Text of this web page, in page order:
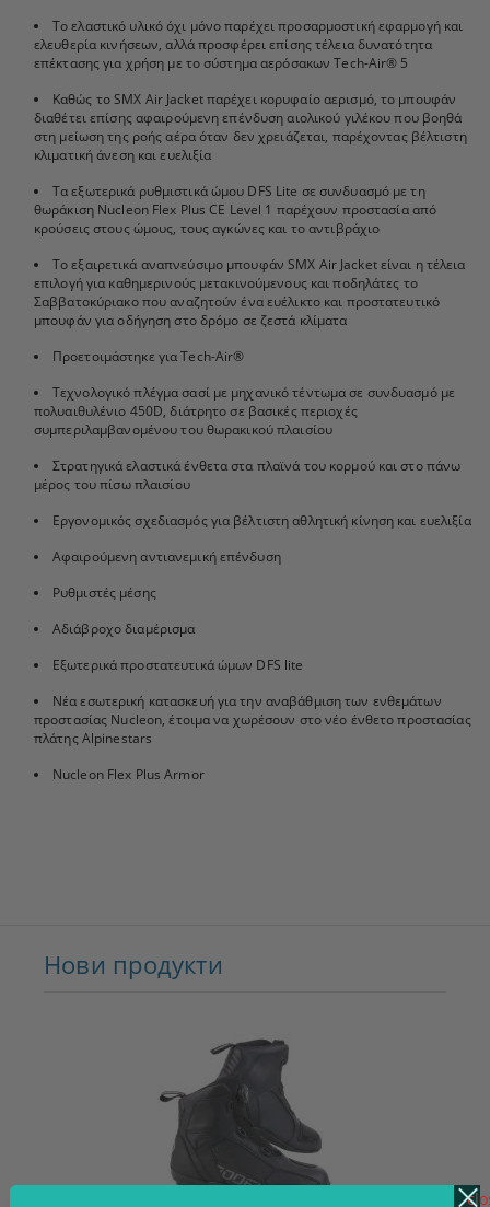
Το ελαστικό υλικό όχι μόνο παρέχει προσαρμοστική εφαρμογή και
ελευθερία κινήσεων, αλλά προσφέρει επίσης τέλεια δυνατότητα
επέκτασης για χρήση με το σύστημα αερόσακων Tech-Air® 5
Καθώς το SMX Air Jacket παρέχει κορυφαίο αερισμό, το μπουφάν
διαθέτει επίσης αφαιρούμενη επένδυση αιολικού γιλέκου που βοηθά
στη μείωση της ροής αέρα όταν δεν χρειάζεται, παρέχοντας βέλτιστη
κλιματική άνεση και ευελιξία
Τα εξωτερικά ρυθμιστικά ώμου DFS Lite σε συνδυασμό με τη
θωράκιση Nucleon Flex Plus CE Level 1 παρέχουν προστασία από
κρούσεις στους ώμους, τους αγκώνες και το αντιβράχιο
Το εξαιρετικά αναπνεύσιμο μπουφάν SMX Air Jacket είναι η τέλεια
επιλογή για καθημερινούς μετακινούμενους και ποδηλάτες το
Σαββατοκύριακο που αναζητούν ένα ευέλικτο και προστατευτικό
μπουφάν για οδήγηση στο δρόμο σε ζεστά κλίματα
Προετοιμάστηκε για Tech-Air®
Τεχνολογικό πλέγμα σασί με μηχανικό τέντωμα σε συνδυασμό με
πολυαιθυλένιο 450D, διάτρητο σε βασικές περιοχές
συμπεριλαμβανομένου του θωρακικού πλαισίου
Στρατηγικά ελαστικά ένθετα στα πλαϊνά του κορμού και στο πάνω
μέρος του πίσω πλαισίου
Εργονομικός σχεδιασμός για βέλτιστη αθλητική κίνηση και ευελιξία
Αφαιρούμενη αντιανεμική επένδυση
Ρυθμιστές μέσης
Αδιάβροχο διαμέρισμα
Εξωτερικά προστατευτικά ώμων DFS lite
Νέα εσωτερική κατασκευή για την αναβάθμιση των ενθεμάτων
προστασίας Nucleon, έτοιμα να χωρέσουν στο νέο ένθετο προστασίας
πλάτης Alpinestars
Nucleon Flex Plus Armor
Нови продукти